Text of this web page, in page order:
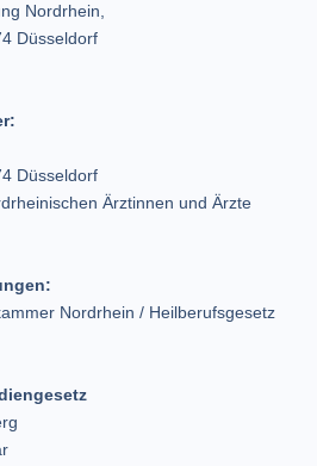
Nordrhein,
Düsseldorf
Düsseldorf
Ärztinnen und Ärzte
Nordrhein / Heilberufsgesetz